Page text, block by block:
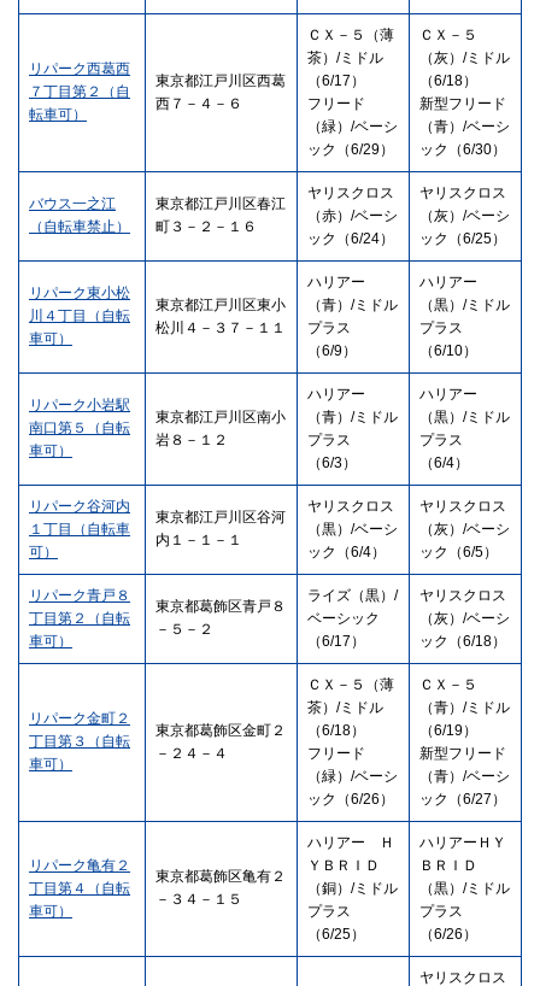
リパーク西葛西
７丁目第２（自
転車可）
東京都江戸川区西葛
西７－４－６
ＣＸ－５（薄
茶）/ミドル
（6/17）
フリード
（緑）/ベーシ
ック（6/29）
ＣＸ－５
（灰）/ミドル
（6/18）
新型フリード
（青）/ベーシ
ック（6/30）
バウス一之江
（自転車禁止）
東京都江戸川区春江
町３－２－１６
ヤリスクロス
（赤）/ベーシ
ック（6/24）
ヤリスクロス
（灰）/ベーシ
ック（6/25）
リパーク東小松
川４丁目（自転
車可）
東京都江戸川区東小
松川４－３７－１１
ハリアー
（青）/ミドル
プラス
（6/9）
ハリアー
（黒）/ミドル
プラス
（6/10）
リパーク小岩駅
南口第５（自転
車可）
東京都江戸川区南小
岩８－１２
ハリアー
（青）/ミドル
プラス
（6/3）
ハリアー
（黒）/ミドル
プラス
（6/4）
リパーク谷河内
１丁目（自転車
可）
東京都江戸川区谷河
内１－１－１
ヤリスクロス
（黒）/ベーシ
ック（6/4）
ヤリスクロス
（灰）/ベーシ
ック（6/5）
リパーク青戸８
丁目第２（自転
車可）
東京都葛飾区青戸８
－５－２
ライズ（黒）/
ベーシック
（6/17）
ヤリスクロス
（灰）/ベーシ
ック（6/18）
リパーク金町２
丁目第３（自転
車可）
東京都葛飾区金町２
－２４－４
ＣＸ－５（薄
茶）/ミドル
（6/18）
フリード
（緑）/ベーシ
ック（6/26）
ＣＸ－５
（青）/ミドル
（6/19）
新型フリード
（青）/ベーシ
ック（6/27）
リパーク亀有２
丁目第４（自転
車可）
東京都葛飾区亀有２
－３４－１５
ハリアー Ｈ
ＹＢＲＩＤ
（銅）/ミドル
プラス
（6/25）
ハリアーＨＹ
ＢＲＩＤ
（黒）/ミドル
プラス
（6/26）
ヤリスクロス